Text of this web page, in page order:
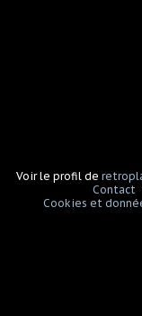
Voir le profil de
Contact
Cookies et